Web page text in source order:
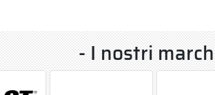
- I nostri